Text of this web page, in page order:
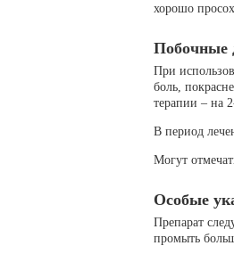
хорошо
Побочные
При
боль,
терапии – на
В период
Могут
Особые
Препарат
промыть